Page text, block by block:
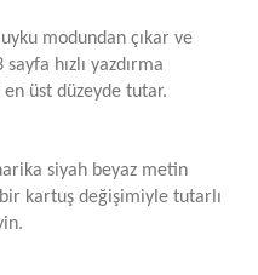
uyku modundan çıkar ve
hızlı yazdırma
üst düzeyde tutar.
siyah beyaz metin
kartuş değişimiyle tutarlı